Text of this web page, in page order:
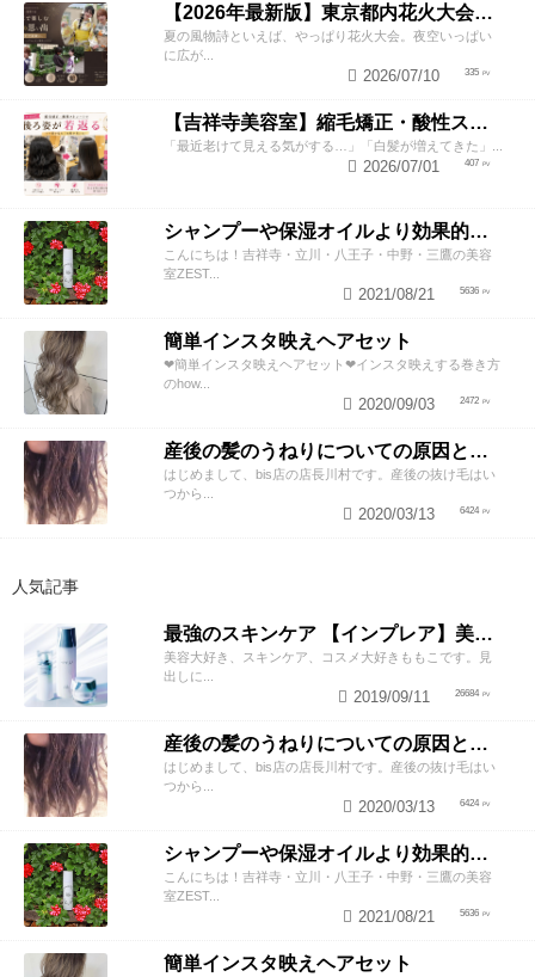
【2026年最新版】東京都内花火大会まとめ｜浴衣着付け・ヘアセットならZESTへ
夏の風物詩といえば、やっぱり花火大会。夜空いっぱい
に広が...
335
2026/07/10
【吉祥寺美容室】縮毛矯正・酸性ストレートで若返り！後ろ姿が変わると見た目年齢も変わる？
「最近老けて見える気がする…」「白髪が増えてきた」...
407
2026/07/01
シャンプーや保湿オイルより効果的！？美容師が教える頭皮の臭い＆乾燥ケアとは
こんにちは！吉祥寺・立川・八王子・中野・三鷹の美容
室ZEST...
5636
2021/08/21
簡単インスタ映えヘアセット
❤︎簡単インスタ映えヘアセット❤︎インスタ映えする巻き方
のhow...
2472
2020/09/03
産後の髪のうねりについての原因と対策！
はじめまして、bis店の店長川村です。産後の抜け毛はい
つから...
6424
2020/03/13
人気記事
最強のスキンケア 【インプレア】美容師がオススメする、神ポイント5つ公開！
美容大好き、スキンケア、コスメ大好きももこです。見
出しに...
26684
2019/09/11
産後の髪のうねりについての原因と対策！
はじめまして、bis店の店長川村です。産後の抜け毛はい
つから...
6424
2020/03/13
シャンプーや保湿オイルより効果的！？美容師が教える頭皮の臭い＆乾燥ケアとは
こんにちは！吉祥寺・立川・八王子・中野・三鷹の美容
室ZEST...
5636
2021/08/21
簡単インスタ映えヘアセット